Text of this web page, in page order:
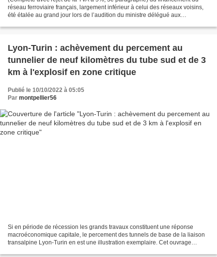
réseau ferroviaire français, largement inférieur à celui des réseaux voisins,
été étalée au grand jour lors de l’audition du ministre délégué aux
Lyon-Turin : achèvement du percement au
tunnelier de neuf kilomètres du tube sud et de 3
km à l'explosif en zone critique
Publié le 10/10/2022 à 05:05
Par montpellier56
Si en période de récession les grands travaux constituent une réponse
macroéconomique capitale, le percement des tunnels de base de la liaison
transalpine Lyon-Turin en est une illustration exemplaire. Cet ouvrage